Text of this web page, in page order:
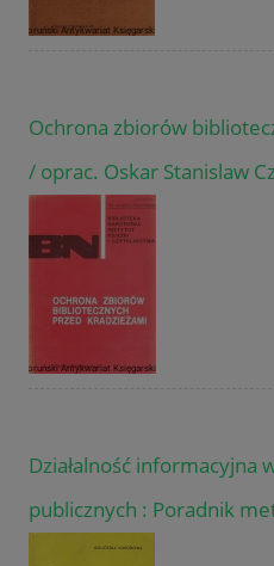
Ochrona zbiorów
/ oprac. Oskar Stanislaw
Działalność informacyjna
publicznych : Poradnik